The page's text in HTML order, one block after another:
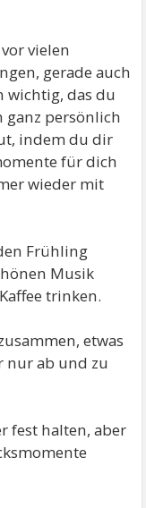
vielen
gerade auch
wichtig, das du
persönlich
indem du dir
für dich
wieder mit
Frühling
Musik
trinken.
etwas
nur ab und zu
fest halten, aber